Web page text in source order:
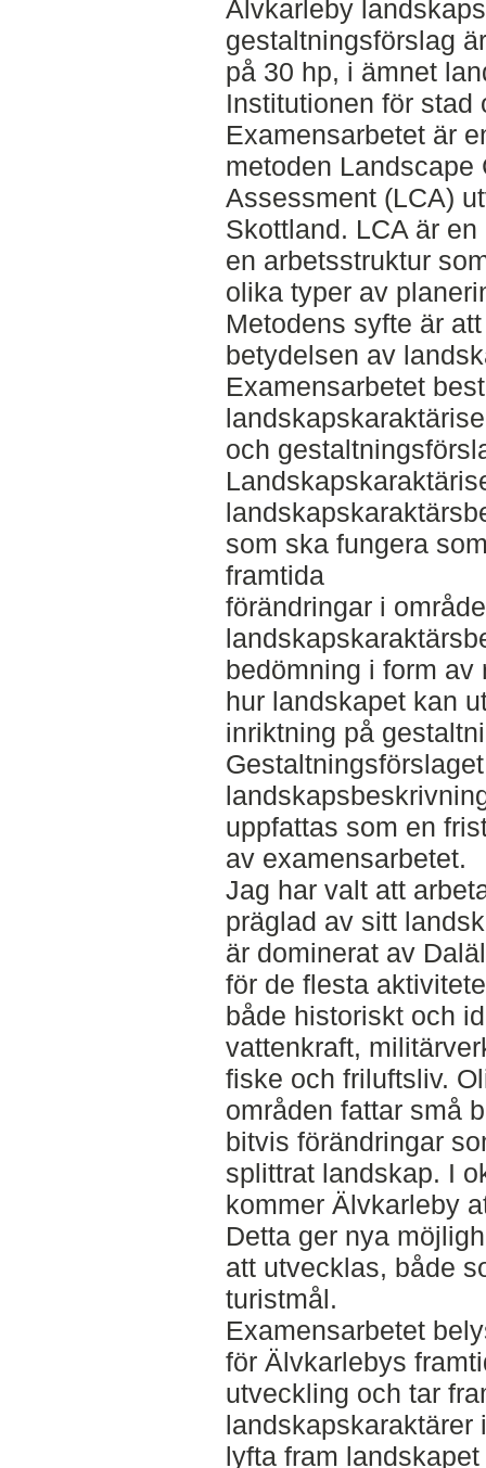
Älvkarleby
gestaltningsförslag
på 30 hp, i ämnet
Institutionen för stad
Examensarbetet är
metoden Landscape
Assessment (LCA)
Skottland. LCA är
en arbetsstruktur
olika typer av
Metodens syfte är
betydelsen av
Examensarbetet
och
som ska fungera
framtida
förändringar i
bedömning i form av
hur landskapet kan
inriktning på
uppfattas som en
av examensarbetet.
Jag har valt att
präglad av sitt
är dominerat av
för de flesta
både historiskt och
vattenkraft,
fiske och friluftsliv.
områden fattar små
bitvis förändringar
splittrat landskap. I
kommer Älvkarleby
Detta ger nya
att utvecklas, både
turistmål.
Examensarbetet
för Älvkarlebys
utveckling och tar
landskapskaraktärer
lyfta fram